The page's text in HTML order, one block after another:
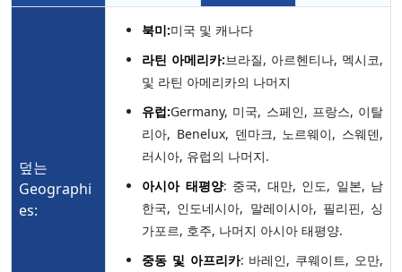
덮는
Geographi
es:
북미:미국 및 캐나다
라틴 아메리카:브라질, 아르헨티나, 멕시코,
및 라틴 아메리카의 나머지
유럽:Germany, 미국, 스페인, 프랑스, 이탈
리아, Benelux, 덴마크, 노르웨이, 스웨덴,
러시아, 유럽의 나머지.
아시아 태평양: 중국, 대만, 인도, 일본, 남
한국, 인도네시아, 말레이시아, 필리핀, 싱
가포르, 호주, 나머지 아시아 태평양.
중동 및 아프리카: 바레인, 쿠웨이트, 오만,